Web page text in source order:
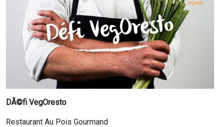
DÃ©fi VegOresto
Restaurant Au Pois Gourmand